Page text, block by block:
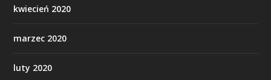
kwiecień 2020
marzec 2020
luty 2020